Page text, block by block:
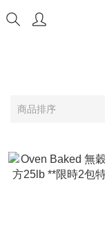
商品排序